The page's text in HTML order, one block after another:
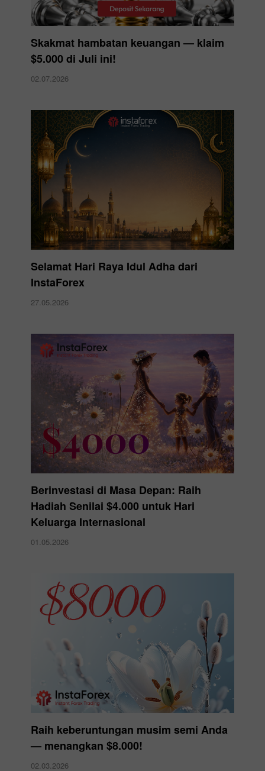
Skakmat hambatan keuangan — klaim
$5.000 di Juli ini!
02.07.2026
Selamat Hari Raya Idul Adha dari
InstaForex
27.05.2026
Berinvestasi di Masa Depan: Raih
Hadiah Senilai $4.000 untuk Hari
Keluarga Internasional
01.05.2026
Raih keberuntungan musim semi Anda
— menangkan $8.000!
02.03.2026